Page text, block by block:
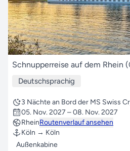
Schnupperreise auf dem Rhein
Deutschsprachig
3 Nächte an Bord der MS Swiss
05. Nov. 2027 – 08. Nov. 2027
RheinRoutenverlauf ansehen
Köln → Köln
Außenkabine